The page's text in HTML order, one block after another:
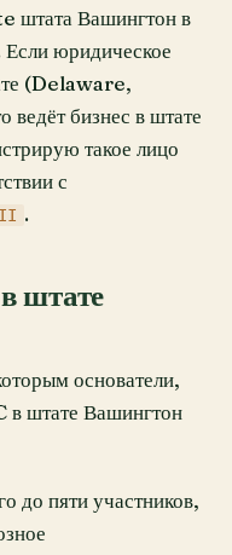
штата Вашингтон в
Если юридическое
(Delaware,
бизнес в штате
такое лицо
с
.
штате
основатели,
штате Вашингтон
до пяти участников,